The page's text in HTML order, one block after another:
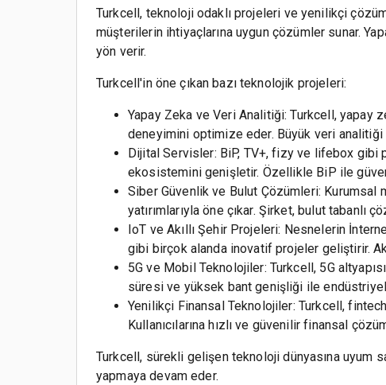
Turkcell, teknoloji odaklı projeleri ve yenilikçi
müşterilerin ihtiyaçlarına uygun çözümler sunar.
yön verir.
Turkcell'in öne çıkan bazı teknolojik projeleri:
Yapay Zeka ve Veri Analitiği: Turkcell,
deneyimini optimize eder. Büyük veri analitiği
Dijital Servisler: BiP, TV+, fizy ve lifebox
ekosistemini genişletir. Özellikle BiP ile
Siber Güvenlik ve Bulut Çözümleri:
yatırımlarıyla öne çıkar. Şirket, bulut
IoT ve Akıllı Şehir Projeleri: Nesnelerin
gibi birçok alanda inovatif projeler geliştirir.
5G ve Mobil Teknolojiler: Turkcell, 5G
süresi ve yüksek bant genişliği ile endüstriyel
Yenilikçi Finansal Teknolojiler: Turkcell,
Kullanıcılarına hızlı ve güvenilir finansal
Turkcell, sürekli gelişen teknoloji dünyasına uyum
yapmaya devam eder.